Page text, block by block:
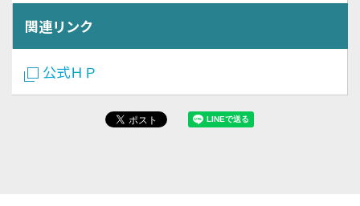
関連リンク
公式ＨＰ